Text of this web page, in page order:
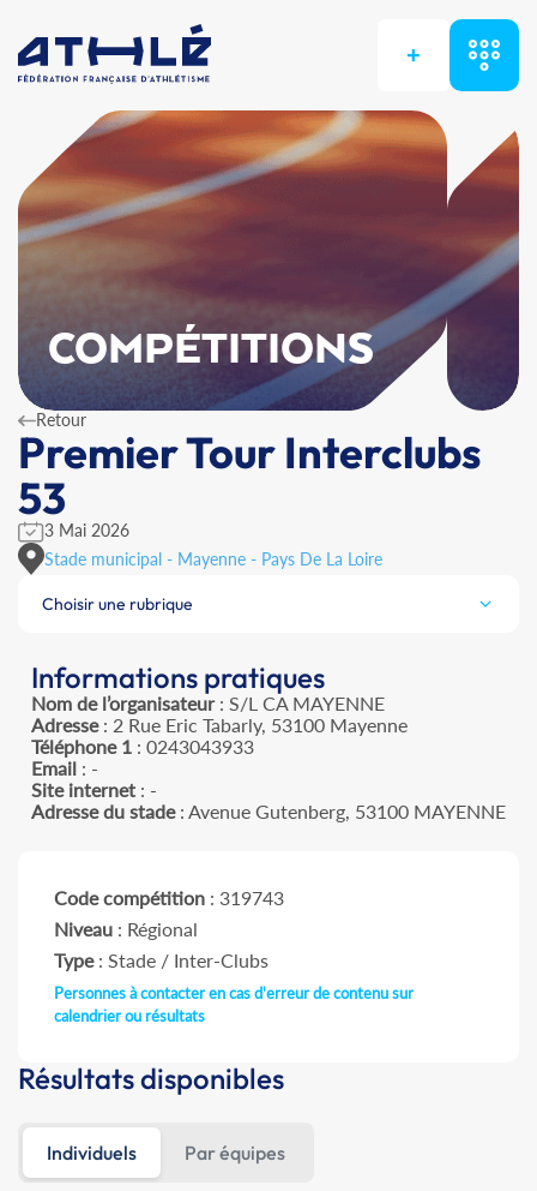
+
COMPÉTITIONS
Retour
Premier Tour Interclubs
53
3 Mai 2026
Stade municipal - Mayenne - Pays De La Loire
Choisir une rubrique
Informations pratiques
Nom de l’organisateur: S/L CA MAYENNE
Adresse: 2 Rue Eric Tabarly, 53100 Mayenne
Téléphone 1 : 0243043933
Email : -
Site internet : -
Adresse du stade: Avenue Gutenberg, 53100 MAYENNE
Code compétition : 319743
Niveau : Régional
Type: Stade / Inter-Clubs
Personnes à contacter en cas d'erreur de contenu sur
calendrier ou résultats
Résultats disponibles
Individuels Par équipes